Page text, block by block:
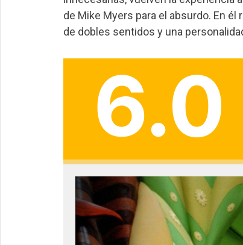
de Mike Myers para el absurdo. En
de dobles sentidos y una
6.0